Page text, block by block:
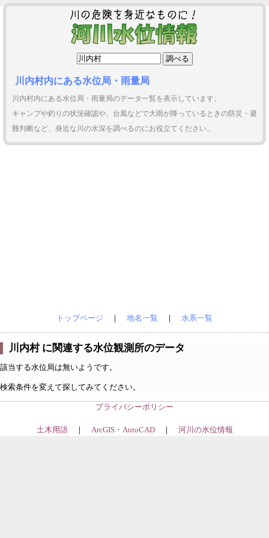
川内村内にある水位局・雨量局
川内村内にある水位局・雨量局のデータ一覧を表示しています。
キャンプや釣りの状況確認や、台風などで大雨が降っているときの防災・避
難判断など、身近な川の水深を調べるのにお役立てください。
トップページ ｜ 地名一覧 ｜ 水系一覧
川内村 に関連する水位観測所のデータ
該当する水位局は無いようです。
検索条件を変えて探してみてください。
プライバシーポリシー
土木用語｜ ArcGIS・AutoCAD｜ 河川の水位情報